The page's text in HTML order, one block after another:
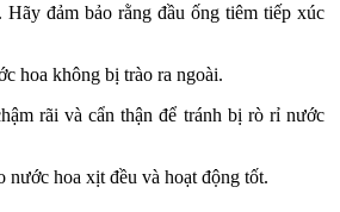
đảm bảo rằng đầu ống tiêm tiếp xúc
hoa không bị trào ra ngoài.
rãi và cẩn thận để tránh bị rò rỉ nước
hoa xịt đều và hoạt động tốt.